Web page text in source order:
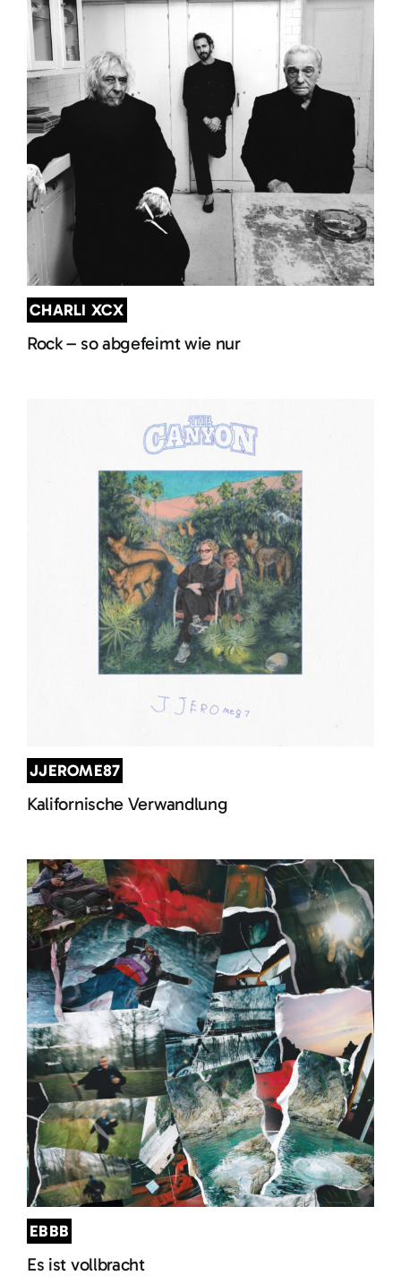
CHARLI XCX
Rock – so abgefeimt wie nur
JJEROME87
Kalifornische Verwandlung
EBBB
Es ist vollbracht